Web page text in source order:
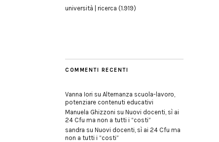
università | ricerca (1.919)
COMMENTI RECENTI
Vanna Iori su Alternanza scuola-lavoro,
potenziare contenuti educativi
Manuela Ghizzoni su Nuovi docenti, sì ai
24 Cfu ma non a tutti i “costi”
sandra su Nuovi docenti, sì ai 24 Cfu ma
non a tutti i “costi”